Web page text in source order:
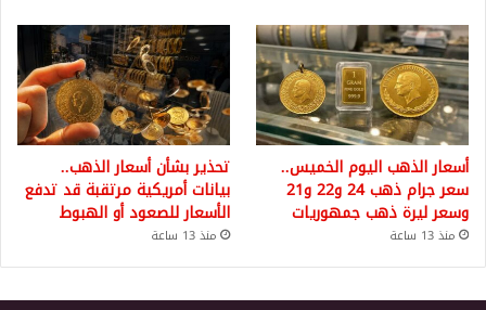
أسعار الذهب اليوم الخميس..
سعر جرام ذهب 24 و22 و21
وسعر ليرة ذهب جمهوريات
منذ 13 ساعة
تحذير بشأن أسعار الذهب..
بيانات أمريكية مرتقبة قد تدفع
الأسعار للصعود أو الهبوط
منذ 13 ساعة